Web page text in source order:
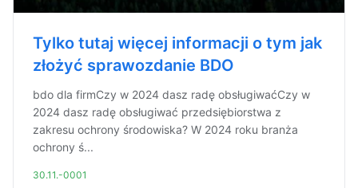
Tylko tutaj więcej informacji o tym jak
złożyć sprawozdanie BDO
bdo dla firmCzy w 2024 dasz radę obsługiwaćCzy w
2024 dasz radę obsługiwać przedsiębiorstwa z
zakresu ochrony środowiska? W 2024 roku branża
ochrony ś...
30.11.-0001